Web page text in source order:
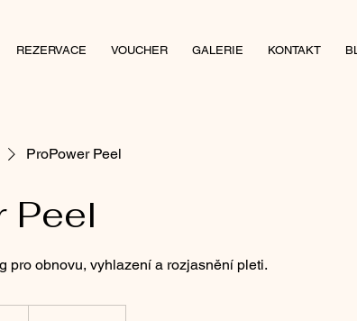
REZERVACE VOUCHER GALERIE KONTAKT
ProPower Peel
Peel
pro obnovu, vyhlazení a rozjasnění pleti.